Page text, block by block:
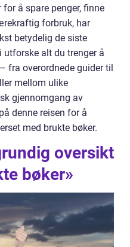
for å spare penger, finne
forbruk, har
betydelig de siste
utforske alt du trenger å
fra overordnede guider til
mellom ulike
gjennomgang av
denne reisen for å
med brukte bøker.
oversikt
bøker»